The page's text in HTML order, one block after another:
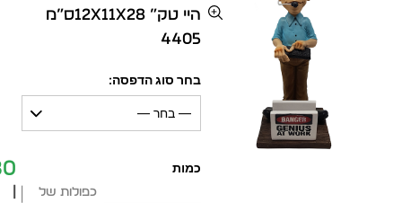
היי טק” 12x11x28ס”מ
4405
בחר סוג הדפסה:
— בחר —
כפולות של